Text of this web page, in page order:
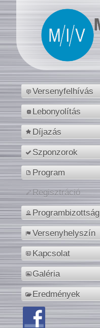
Versenyfelhívás
Lebonyolítás
Díjazás
Szponzorok
Program
Regisztráció
Programbizottság
Versenyhelyszín
Kapcsolat
Galéria
Eredmények